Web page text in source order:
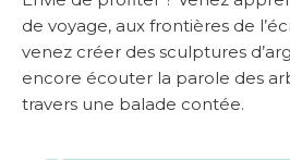
de voyage, aux frontières de
venez créer des sculptures
encore écouter la parole des
travers une balade contée.